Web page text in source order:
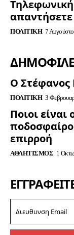
απαντήσετε
ΠΟΛΙΤΙΚΉ 7
Ο Στέφανος
ΠΟΛΙΤΙΚΉ 3
Ποιοι είναι
επιρροή
ΑΘΛΗΤΙΣΜΌΣ 1